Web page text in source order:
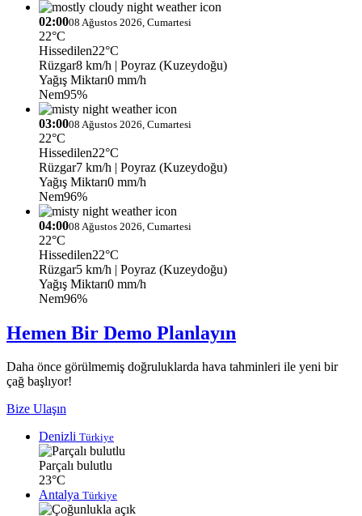
02:0008 Ağustos 2026, Cumartesi
22°C
Hissedilen22°C
Rüzgar8 km/h | Poyraz (Kuzeydoğu)
Yağış Miktarı0 mm/h
Nem95%
03:0008 Ağustos 2026, Cumartesi
22°C
Hissedilen22°C
Rüzgar7 km/h | Poyraz (Kuzeydoğu)
Yağış Miktarı0 mm/h
Nem96%
04:0008 Ağustos 2026, Cumartesi
22°C
Hissedilen22°C
Rüzgar5 km/h | Poyraz (Kuzeydoğu)
Yağış Miktarı0 mm/h
Nem96%
Hemen Bir Demo Planlayın
Daha önce görülmemiş doğruluklarda hava tahminleri ile yeni bir
çağ başlıyor!
Bize Ulaşın
Denizli Türkiye
Parçalı bulutlu
23°C
Antalya Türkiye